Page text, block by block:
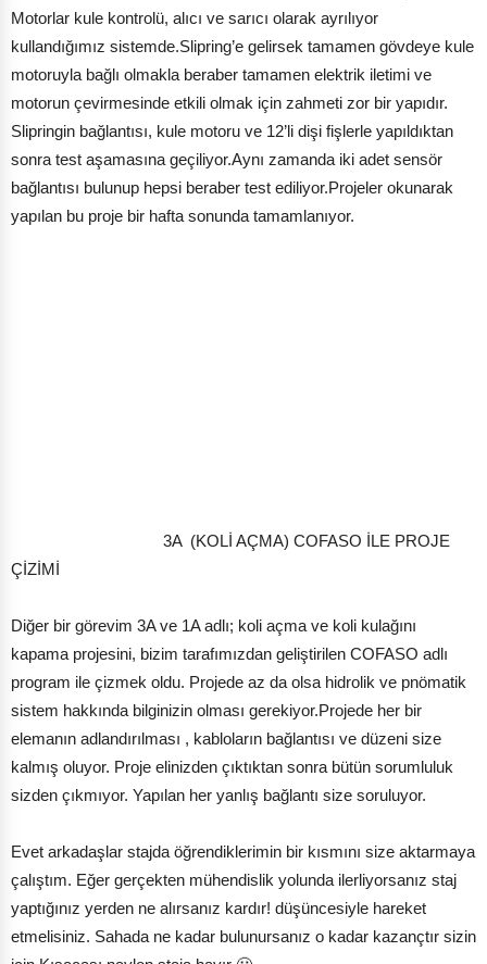
Motorlar kule kontrolü, alıcı ve sarıcı olarak ayrılıyor
kullandığımız sistemde.Slipring’e gelirsek tamamen gövdeye kule
motoruyla bağlı olmakla beraber tamamen elektrik iletimi ve
motorun çevirmesinde etkili olmak için zahmeti zor bir yapıdır.
Slipringin bağlantısı, kule motoru ve 12’li dişi fişlerle yapıldıktan
sonra test aşamasına geçiliyor.Aynı zamanda iki adet sensör
bağlantısı bulunup hepsi beraber test ediliyor.Projeler okunarak
yapılan bu proje bir hafta sonunda tamamlanıyor.
3A (KOLİ AÇMA) COFASO İLE PROJE
ÇİZİMİ
Diğer bir görevim 3A ve 1A adlı; koli açma ve koli kulağını
kapama projesini, bizim tarafımızdan geliştirilen COFASO adlı
program ile çizmek oldu. Projede az da olsa hidrolik ve pnömatik
sistem hakkında bilginizin olması gerekiyor.Projede her bir
elemanın adlandırılması , kabloların bağlantısı ve düzeni size
kalmış oluyor. Proje elinizden çıktıktan sonra bütün sorumluluk
sizden çıkmıyor. Yapılan her yanlış bağlantı size soruluyor.
Evet arkadaşlar stajda öğrendiklerimin bir kısmını size aktarmaya
çalıştım. Eğer gerçekten mühendislik yolunda ilerliyorsanız staj
yaptığınız yerden ne alırsanız kardır! düşüncesiyle hareket
etmelisiniz. Sahada ne kadar bulunursanız o kadar kazançtır sizin